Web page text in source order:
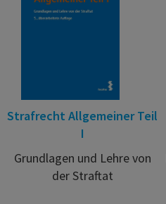
Strafrecht Allgemeiner Teil
I
Grundlagen und Lehre von
der Straftat